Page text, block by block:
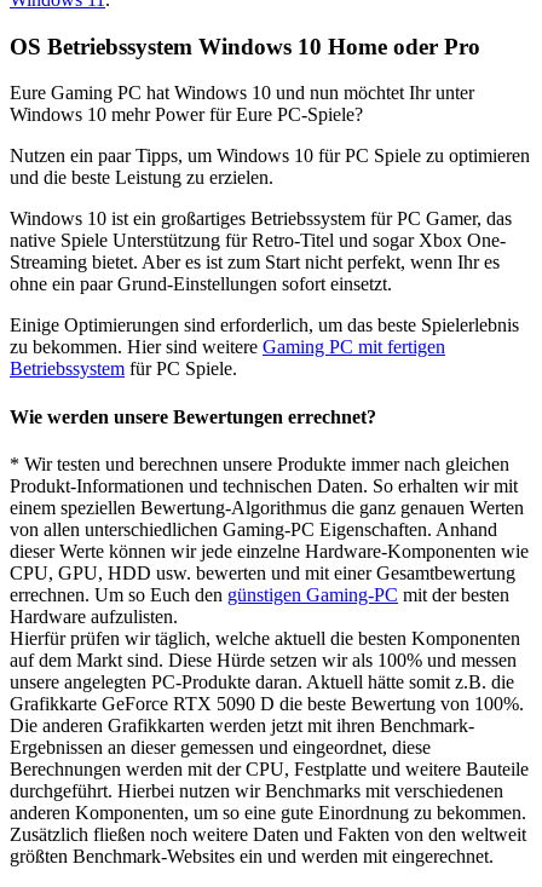
OS Betriebssystem Windows 10 Home oder Pro
Eure Gaming PC hat Windows 10 und nun möchtet Ihr unter
Windows 10 mehr Power für Eure PC-Spiele?
Nutzen ein paar Tipps, um Windows 10 für PC Spiele zu optimieren
und die beste Leistung zu erzielen.
Windows 10 ist ein großartiges Betriebssystem für PC Gamer, das
native Spiele Unterstützung für Retro-Titel und sogar Xbox One-
Streaming bietet. Aber es ist zum Start nicht perfekt, wenn Ihr es
ohne ein paar Grund-Einstellungen sofort einsetzt.
Einige Optimierungen sind erforderlich, um das beste Spielerlebnis
zu bekommen. Hier sind weitere Gaming PC mit fertigen
Betriebssystem für PC Spiele.
Wie werden unsere Bewertungen errechnet?
* Wir testen und berechnen unsere Produkte immer nach gleichen
Produkt-Informationen und technischen Daten. So erhalten wir mit
einem speziellen Bewertung-Algorithmus die ganz genauen Werten
von allen unterschiedlichen Gaming-PC Eigenschaften. Anhand
dieser Werte können wir jede einzelne Hardware-Komponenten wie
CPU, GPU, HDD usw. bewerten und mit einer Gesamtbewertung
errechnen. Um so Euch den günstigen Gaming-PC mit der besten
Hardware aufzulisten.
Hierfür prüfen wir täglich, welche aktuell die besten Komponenten
auf dem Markt sind. Diese Hürde setzen wir als 100% und messen
unsere angelegten PC-Produkte daran. Aktuell hätte somit z.B. die
Grafikkarte GeForce RTX 5090 D die beste Bewertung von 100%.
Die anderen Grafikkarten werden jetzt mit ihren Benchmark-
Ergebnissen an dieser gemessen und eingeordnet, diese
Berechnungen werden mit der CPU, Festplatte und weitere Bauteile
durchgeführt. Hierbei nutzen wir Benchmarks mit verschiedenen
anderen Komponenten, um so eine gute Einordnung zu bekommen.
Zusätzlich fließen noch weitere Daten und Fakten von den weltweit
größten Benchmark-Websites ein und werden mit eingerechnet.